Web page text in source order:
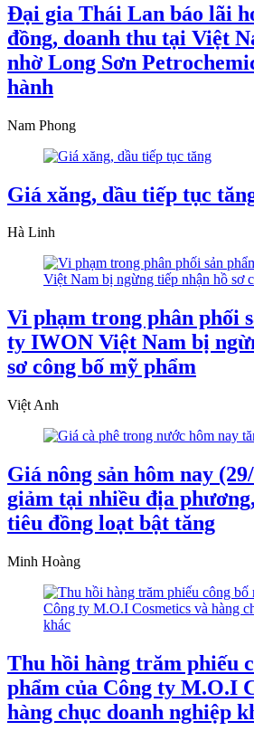
Đại gia Thái Lan báo lãi
đồng, doanh thu tại Việt
nhờ Long Sơn
hành
Nam Phong
Giá xăng, dầu tiếp tục
Hà Linh
Vi phạm trong phân phối
ty IWON Việt Nam bị
sơ công bố mỹ phẩm
Việt Anh
Giá nông sản hôm nay
giảm tại nhiều địa
tiêu đồng loạt bật tăng
Minh Hoàng
Thu hồi hàng trăm phiếu
phẩm của Công ty M.O.I
hàng chục doanh nghiệp